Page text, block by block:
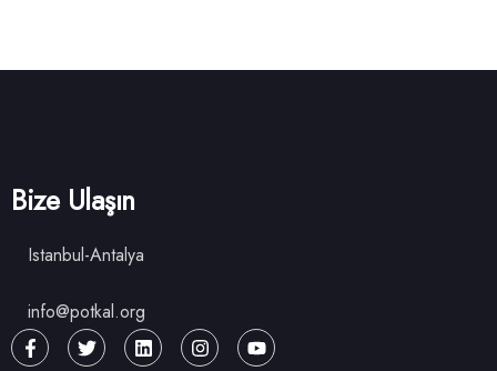
Bize Ulaşın
Istanbul-Antalya
info@potkal.org